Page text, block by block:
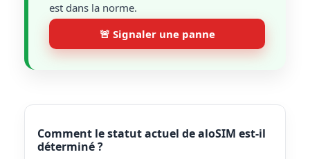
est dans la norme.
🚨 Signaler une panne
Comment le statut actuel de aloSIM est-il
déterminé ?